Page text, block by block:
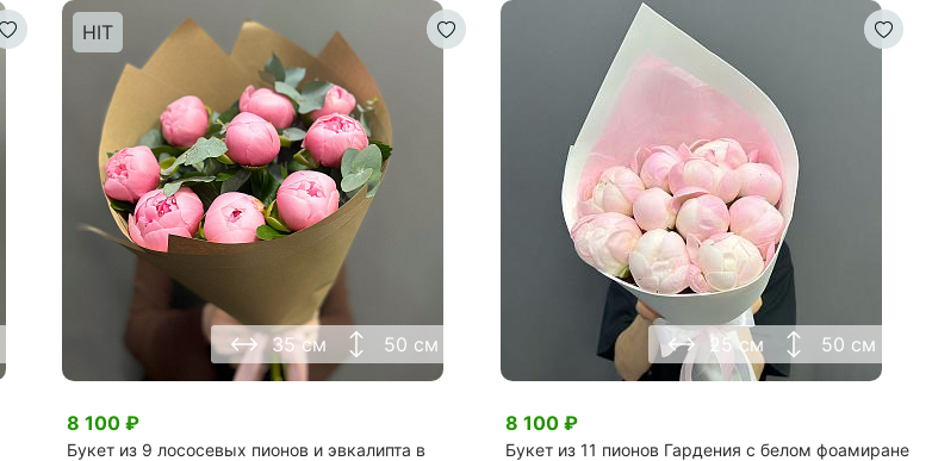
35 см 50 см
HIT
8 100 ₽
Букет из 9 лососевых пионов и эвкалипта в
25 см 50 см
8 100₽
Букет из 11 пионов Гардения с белом фоамиране